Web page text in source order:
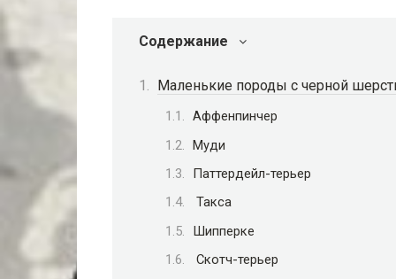
Содержание
Маленькие породы с черной
Аффенпинчер
Муди
Паттердейл-терьер
Такса
Шипперке
Скотч-терьер